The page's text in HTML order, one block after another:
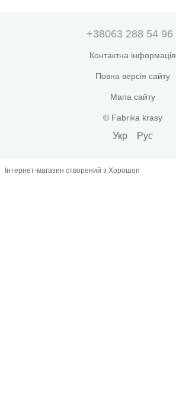
+38063 288 54 96
Контактна інформація
Повна версія сайту
Мапа сайту
© Fabrika krasy
Укр Рус
Інтернет-магазин створений з Хорошоп